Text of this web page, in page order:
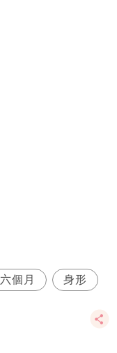
六個月 身形